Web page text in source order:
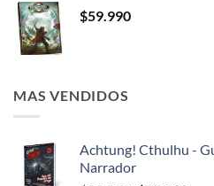
$59.990
MAS VENDIDOS
Achtung! Cthulhu -
Narrador